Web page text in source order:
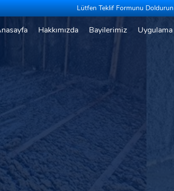
Lütfen Teklif Formunu Doldurun
Hakkımızda Bayilerimiz Uygulama